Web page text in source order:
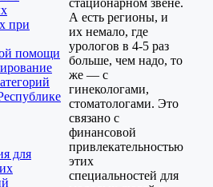
при
помощи
для
стационарном звене.
А есть регионы, и
их немало, где
урологов в 4-5 раз
больше, чем надо, то
же — с
гинекологами,
стоматологами. Это
связано с
финансовой
привлекательностью
этих
специальностей для